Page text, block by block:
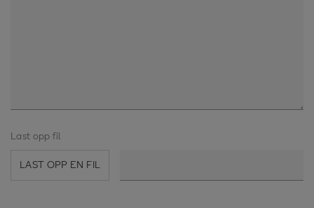
Last opp fil
LAST OPP EN FIL